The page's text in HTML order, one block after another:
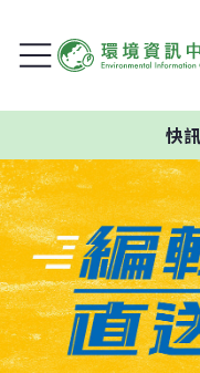
快訊